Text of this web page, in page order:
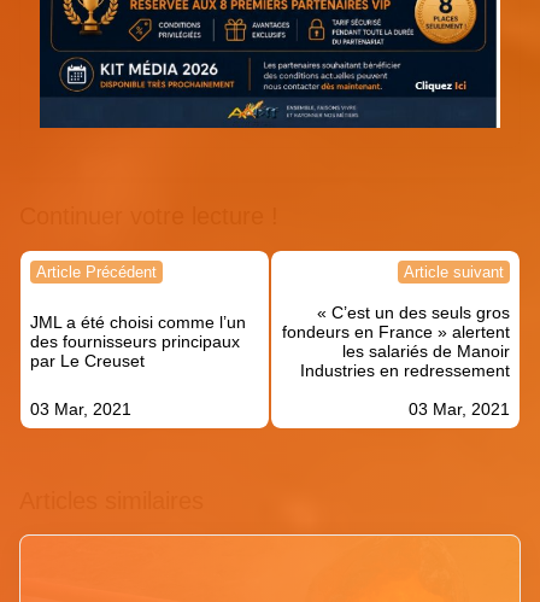
Navigation
l’article
Article Précédent
JML a été choisi comme l’un
des fournisseurs principaux
par Le Creuset
03 Mar, 2021
Article suivant
« C’est un des seuls gros
fondeurs en France » alertent
les salariés de Manoir
Industries en redressement
03 Mar, 2021